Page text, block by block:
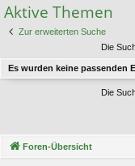
llz
ug
Aktive Themen
Zur erweiterten Suche
Die
Es wurden keine passenden
Die
Foren-Übersicht